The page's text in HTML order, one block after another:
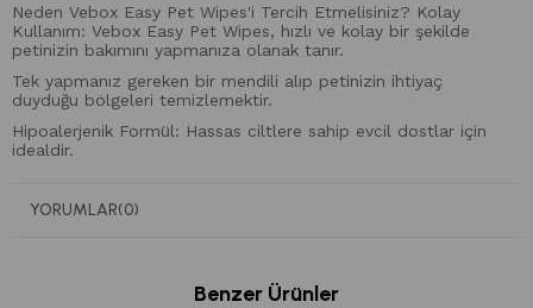
Neden Vebox Easy Pet Wipes'i Tercih Etmelisiniz? Kolay
Kullanım: Vebox Easy Pet Wipes, hızlı ve kolay bir şekilde
petinizin bakımını yapmanıza olanak tanır.
Tek yapmanız gereken bir mendili alıp petinizin ihtiyaç
duyduğu bölgeleri temizlemektir.
Hipoalerjenik Formül: Hassas ciltlere sahip evcil dostlar için
idealdir.
petinizin cildini korur.
Vebox Easy Pet Wipes, bütçenizi korurken petinizin hijyenini
YORUMLAR(0)
Benzer Ürünler